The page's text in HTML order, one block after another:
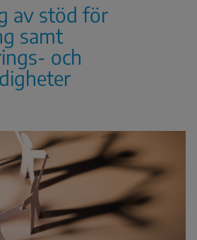
av stöd för
samt
och